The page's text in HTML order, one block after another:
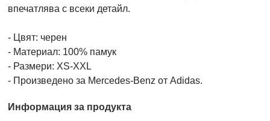
впечатлява с всеки детайл.
- Цвят: черен
- Материал: 100% памук
- Размери: XS-XXL
- Произведено за Mercedes-Benz от Adidas.
Информация за продукта